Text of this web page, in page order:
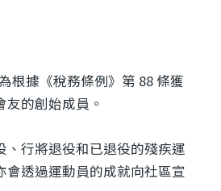
根據《稅務條例》第 88 條獲
的創始成員。
行將退役和已退役的殘疾運
透過運動員的成就向社區宣